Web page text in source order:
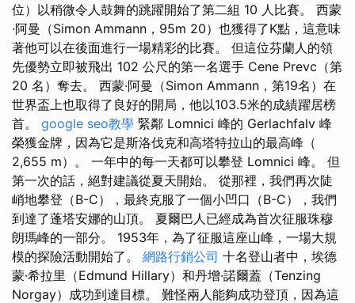
位）以稍微令人鼓舞的跳躍開始了第二組 10 人比賽。 西蒙
·阿曼（Simon Ammann，95m 20）也獲得了K點，這意味
著他可以在後面進行一場精彩的比賽。 但這位芬蘭人的領
先優勢立即被飛出 102 公尺的第一名選手 Cene Prevc（第
20 名）奪去。 西蒙·阿曼（Simon Ammann，第19名）在
世界盃上也取得了良好的開局，他以103.5米的成績躍居榜
首。 google seo教學 緊鄰 Lomnici 峰的 Gerlachfalv 峰
榮獲金牌，因為它是斯洛伐克和高塔特拉山的最高峰（​​
2,655 m）。 一年中的每一天都可以攀登 Lomnici 峰。 但
第一次的話，絕對建議從夏天開始。 從那裡，我們再次陡
峭地攀登（B-C），最終克服了一個小凹口（B-C），我們
到達了蓬塔安娜的山頂。 夏爾巴人已經成為首次征服珠穆
朗瑪峰的一部分。 1953年，為了征服這座山峰，一場大規
模的探險活動開始了。 網路行銷公司 十名登山者中，埃德
蒙·希拉里（Edmund Hillary）和丹增·諾爾蓋（Tenzing
Norgay）成功到達目標。 難怪兩人能夠成功登頂，因為這